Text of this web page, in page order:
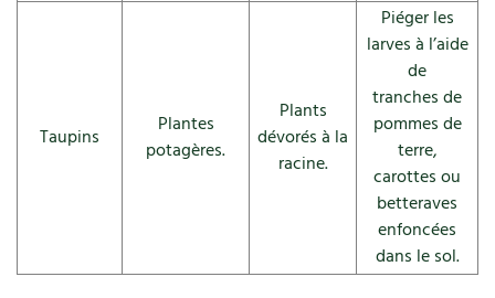
Taupins
Plantes
potagères.
Plants
dévorés à la
racine.
Piéger les
larves à l’aide
de
tranches de
pommes de
terre,
carottes ou
betteraves
enfoncées
dans le sol.